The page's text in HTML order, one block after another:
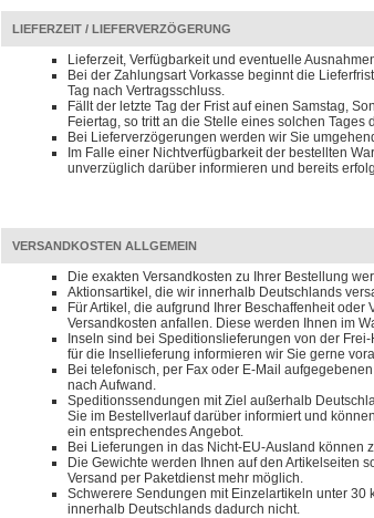
LIEFERZEIT / LIEFERVERZÖGERUNG
Lieferzeit, Verfügbarkeit und eventuelle
Bei der Zahlungsart Vorkasse beginnt die
Tag nach Vertragsschluss.
Fällt der letzte Tag der Frist auf einen Samstag,
Feiertag, so tritt an die Stelle eines solchen Tages
Bei Lieferverzögerungen werden wir Sie
Im Falle einer Nichtverfügbarkeit der bestellten
unverzüglich darüber informieren und bereits
VERSANDKOSTEN ALLGEMEIN
Die exakten Versandkosten zu Ihrer Bestellung
Aktionsartikel, die wir innerhalb Deutschlands
Für Artikel, die aufgrund Ihrer Beschaffenheit
Versandkosten anfallen. Diese werden Ihnen im
Inseln sind bei Speditionslieferungen von der
für die Insellieferung informieren wir Sie gerne
Bei telefonisch, per Fax oder E-Mail
nach Aufwand.
Speditionssendungen mit Ziel außerhalb
Sie im Bestellverlauf darüber informiert und
ein entsprechendes Angebot.
Bei Lieferungen in das Nicht-EU-Ausland können
Die Gewichte werden Ihnen auf den Artikelseiten
Versand per Paketdienst mehr möglich.
Schwerere Sendungen mit Einzelartikeln unter 30
innerhalb Deutschlands dadurch nicht.